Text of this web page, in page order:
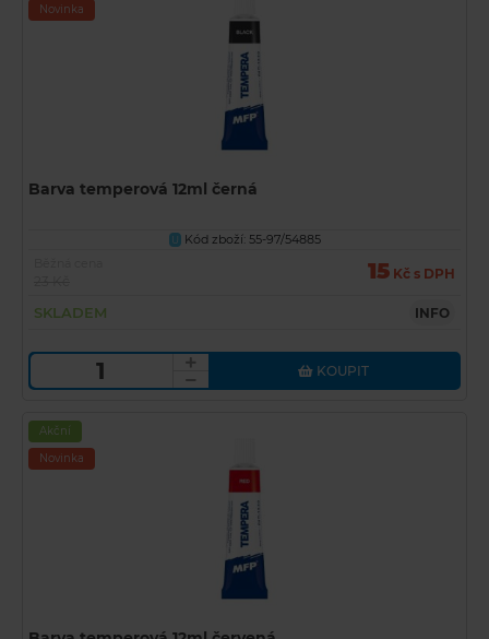
Novinka
Barva temperová 12ml černá
U Kód zboží: 55-97/54885
15 Kč s DPH
SKLADEM INFO
KOUPIT
Akční
Novinka